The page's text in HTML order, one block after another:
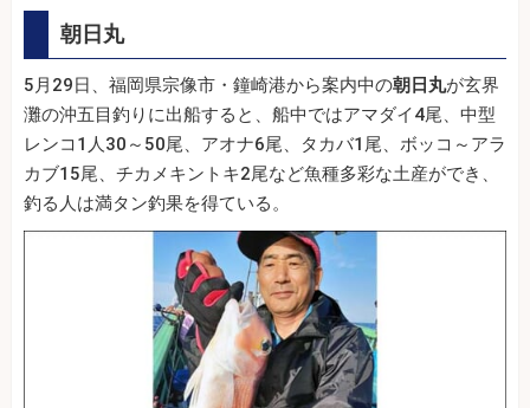
朝日丸
5月29日、福岡県宗像市・鐘崎港から案内中の朝日丸が玄界
灘の沖五目釣りに出船すると、船中ではアマダイ4尾、中型
レンコ1人30～50尾、アオナ6尾、タカバ1尾、ボッコ～アラ
カブ15尾、チカメキントキ2尾など魚種多彩な土産ができ、
釣る人は満タン釣果を得ている。